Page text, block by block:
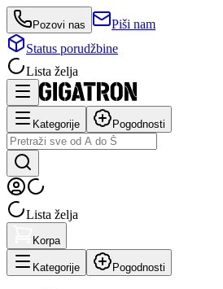
Pozovi nas
Piši nam
Status porudžbine
Lista želja
Kategorije Pogodnosti
Lista želja
Korpa
Kategorije Pogodnosti